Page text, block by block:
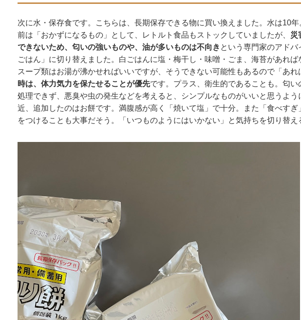
次に水・保存食です。こちらは、長期保存できる物に買い換えました。水は10
前は「おかずになるもの」として、レトルト食品もストックしていましたが、 災
できないため、匂いの強いものや、油が多いものは不向き という専門家のアド
ごはん」に切り替えました。白ごはんに塩・梅干し・味噌・ごま、海苔があれば
スープ類はお湯が沸かせればいいですが、そうできない可能性もあるので「あれ
時は、体力気力を保たせることが優先です。プラス、衛生的であることも。匂い
処理できず、悪臭や虫の発生などを考えると、シンプルなものがいいと思うよう
近、追加したのはお餅です。満腹感が高く「焼いて塩」で十分。また「食べすぎ
をつけることも大事だそう。「いつものようにはいかない」と気持ちを切り替え